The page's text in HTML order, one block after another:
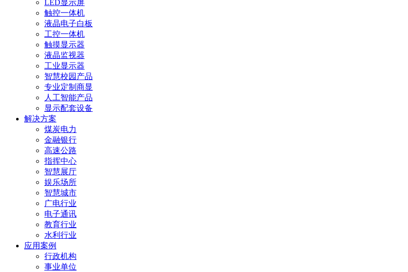
LED显示屏
触控一体机
液晶电子白板
工控一体机
触摸显示器
液晶监视器
工业显示器
智慧校园产品
专业定制商显
人工智能产品
显示配套设备
解决方案
煤炭电力
金融银行
高速公路
指挥中心
智慧展厅
娱乐场所
智慧城市
广电行业
电子通讯
教育行业
水利行业
应用案例
行政机构
事业单位